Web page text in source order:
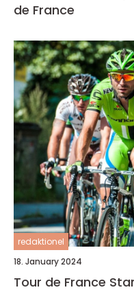
de France
redaktionel
18. January 2024
Tour de France